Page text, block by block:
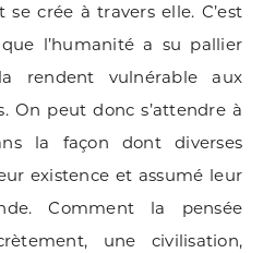
se crée à travers elle. C’est
l’humanité a su pallier
rendent vulnérable aux
On peut donc s’attendre à
la façon dont diverses
existence et assumé leur
Comment la pensée
une civilisation,